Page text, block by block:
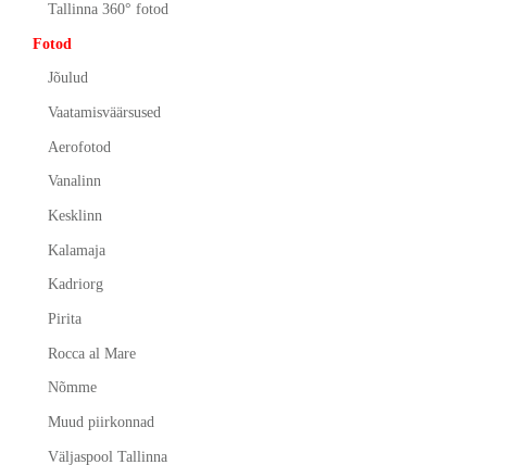
Tallinna 360° fotod
Fotod
Jõulud
Vaatamisväärsused
Aerofotod
Vanalinn
Kesklinn
Kalamaja
Kadriorg
Pirita
Rocca al Mare
Nõmme
Muud piirkonnad
Väljaspool Tallinna